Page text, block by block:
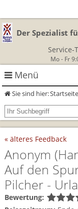
Der Spezialist
Service-
Mo - Fr
Menü
Rundreisen
Autorundreisen
Herzlich Willkommen
England
Schottland
Wanderurlaub
Geführte
Wandern in Cornwall
Wandern in England
Themenreisen
Classic-Car-Reise durch
Für Outlander‑Fans:
Allergikerreisen
BTCo
Sie sind hier:Startseite
« älteres Feedback
Anonym
Auf den
Pilcher -
Bewertung: